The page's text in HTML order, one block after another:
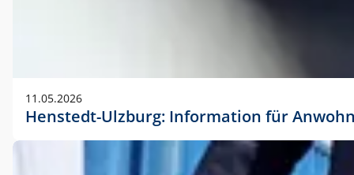
11.05.2026
Henstedt-Ulzburg: Information für